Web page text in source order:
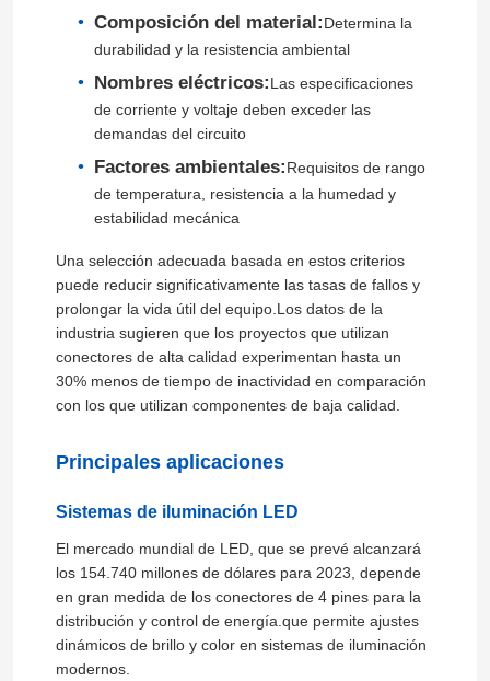
Composición del material:Determina la
durabilidad y la resistencia ambiental
Nombres eléctricos:Las especificaciones
de corriente y voltaje deben exceder las
demandas del circuito
Factores ambientales:Requisitos de rango
de temperatura, resistencia a la humedad y
estabilidad mecánica
Una selección adecuada basada en estos criterios
puede reducir significativamente las tasas de fallos y
prolongar la vida útil del equipo.Los datos de la
industria sugieren que los proyectos que utilizan
conectores de alta calidad experimentan hasta un
30% menos de tiempo de inactividad en comparación
con los que utilizan componentes de baja calidad.
Principales aplicaciones
Sistemas de iluminación LED
El mercado mundial de LED, que se prevé alcanzará
los 154.740 millones de dólares para 2023, depende
en gran medida de los conectores de 4 pines para la
distribución y control de energía.que permite ajustes
dinámicos de brillo y color en sistemas de iluminación
modernos.